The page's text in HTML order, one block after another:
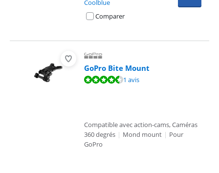
Coolblue
Comparer
GoPro Bite Mount
La note est de 9,0 sur 10, basée sur 1 avis.1 avis
Compatible avec action-cams, Caméras
360 degrés | Mond mount | Pour
GoPro